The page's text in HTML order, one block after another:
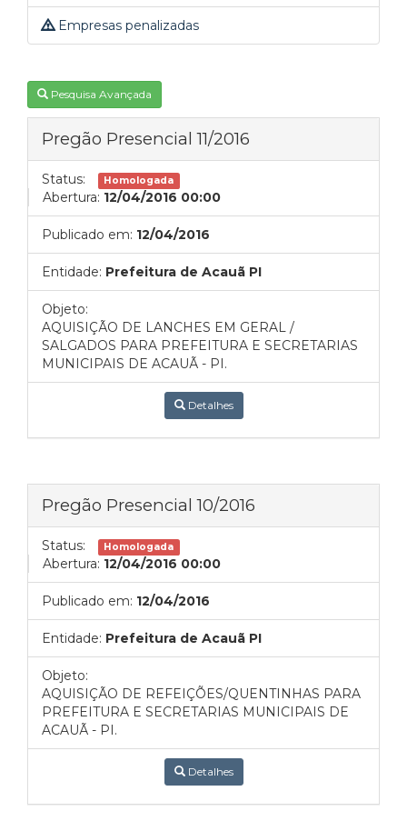
Empresas penalizadas
Pesquisa Avançada
Pregão Presencial 11/2016
Status: Homologada
Abertura: 12/04/2016 00:00
Publicado em: 12/04/2016
Entidade: Prefeitura de Acauã PI
Objeto:
AQUISIÇÃO DE LANCHES EM GERAL /
SALGADOS PARA PREFEITURA E SECRETARIAS
MUNICIPAIS DE ACAUÃ - PI.
Detalhes
Pregão Presencial 10/2016
Status: Homologada
Abertura: 12/04/2016 00:00
Publicado em: 12/04/2016
Entidade: Prefeitura de Acauã PI
Objeto:
AQUISIÇÃO DE REFEIÇÕES/QUENTINHAS PARA
PREFEITURA E SECRETARIAS MUNICIPAIS DE
ACAUÃ - PI.
Detalhes